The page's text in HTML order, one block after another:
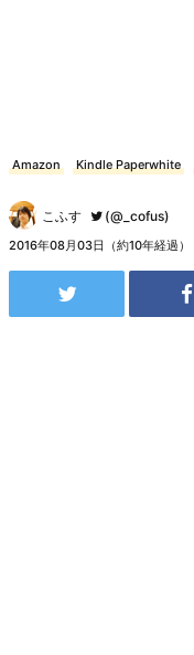
Amazon Kindle Paperwhite
こふす (@_cofus)
2016年08月03日（約10年経過）